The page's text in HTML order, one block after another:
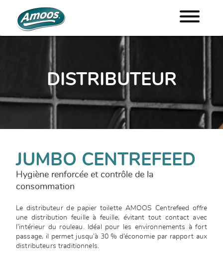
DISTRIBUTEUR
JUMBO CENTREFEED
Hygiène renforcée et contrôle de la
consommation
Le distributeur de papier toilette AMOOS Centrefeed offre
une distribution feuille à feuille, évitant tout contact avec
l’intérieur du rouleau. Idéal pour les environnements à fort
passage, il permet jusqu’à 30 % d’économie par rapport aux
distributeurs traditionnels.